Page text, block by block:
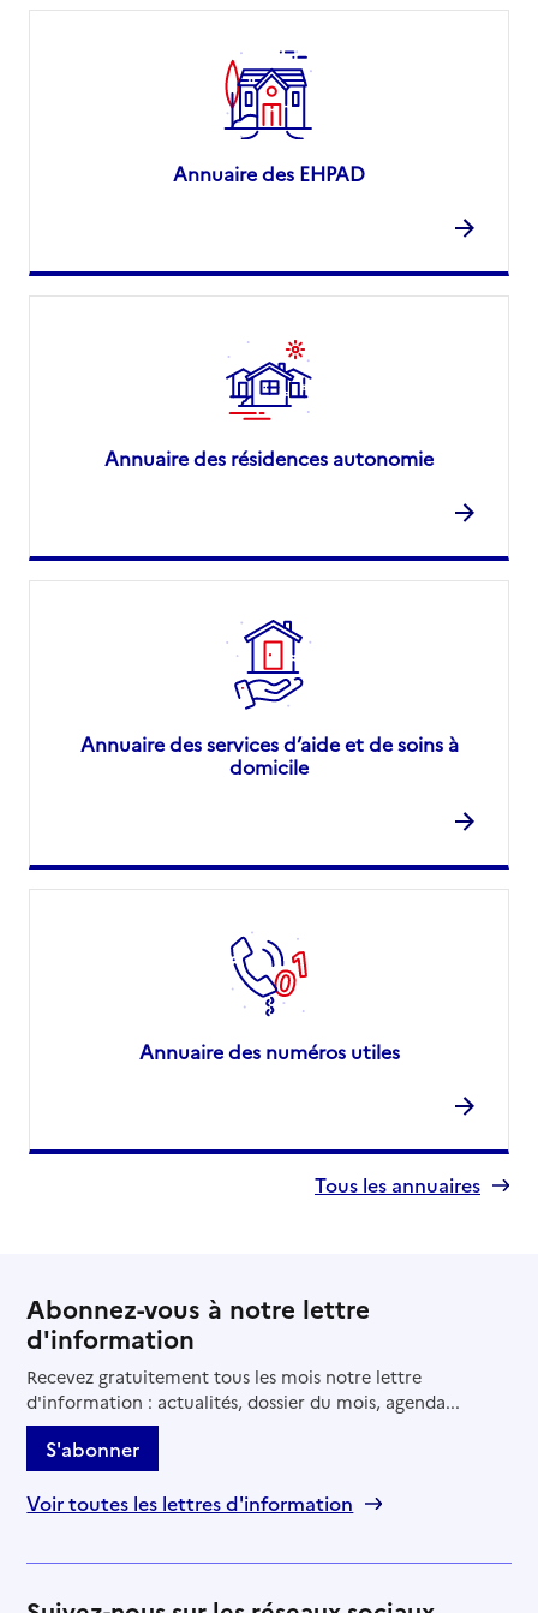
Annuaire des EHPAD
Annuaire des résidences autonomie
Annuaire des services d’aide et de soins à
domicile
Annuaire des numéros utiles
Tous les annuaires
Abonnez-vous à notre lettre
d'information
Recevez gratuitement tous les mois notre lettre
d'information : actualités, dossier du mois, agenda...
S'abonner
Voir toutes les lettres d'information